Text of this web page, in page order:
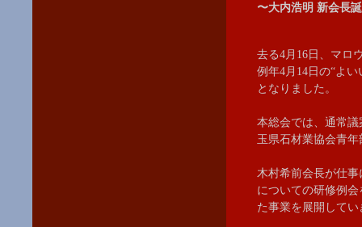
〜大内浩明 新会長
去る4月16日、マロ
例年4月14日の“よ
となりました。
本総会では、通常
玉県石材業協会青
木村希前会長が仕
についての研修例
た事業を展開して